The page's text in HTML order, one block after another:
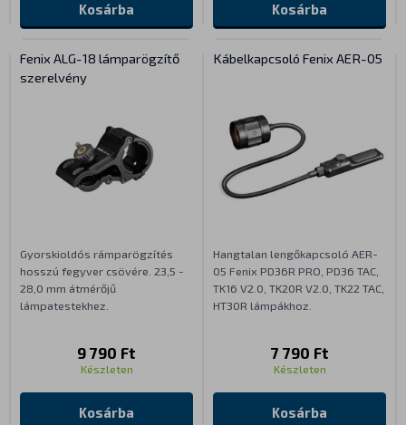
Kosárba Kosárba
Fenix ALG-18 lámparögzítő
szerelvény
Gyorskioldós rámparögzítés
hosszú fegyver csövére. 23,5 -
28,0 mm átmérőjű
lámpatestekhez.
9 790 Ft
Készleten
Kosárba
Kábelkapcsoló Fenix AER-05
Hangtalan lengőkapcsoló AER-
05 Fenix PD36R PRO, PD36 TAC,
TK16 V2.0, TK20R V2.0, TK22 TAC,
HT30R lámpákhoz.
7 790 Ft
Készleten
Kosárba